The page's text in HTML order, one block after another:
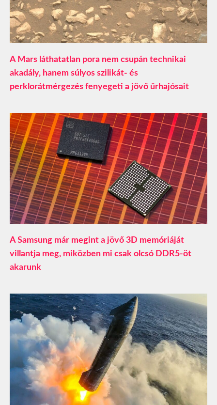
A Mars láthatatlan pora nem csupán technikai
akadály, hanem súlyos szilikát- és
perklorátmérgezés fenyegeti a jövő űrhajósait
A Samsung már megint a jövő 3D memóriáját
villantja meg, miközben mi csak olcsó DDR5-öt
akarunk